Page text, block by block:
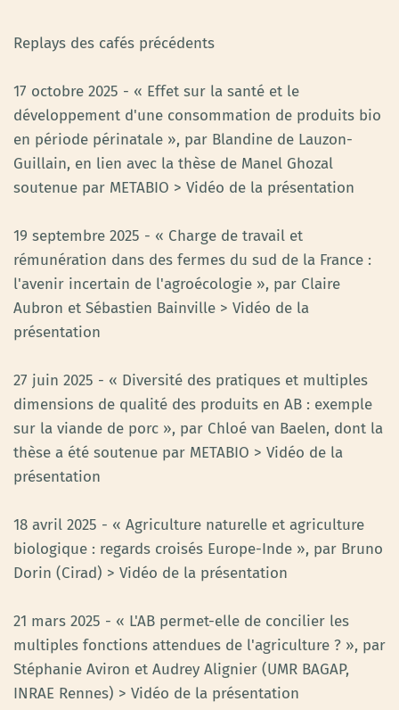
Replays des cafés précédents
17 octobre 2025 - « Effet sur la santé et le
développement d'une consommation de produits bio
en période périnatale », par Blandine de Lauzon-
Guillain, en lien avec la thèse de Manel Ghozal
soutenue par METABIO > Vidéo de la présentation
19 septembre 2025 - « Charge de travail et
rémunération dans des fermes du sud de la France :
l'avenir incertain de l'agroécologie », par Claire
Aubron et Sébastien Bainville > Vidéo de la
présentation
27 juin 2025 - « Diversité des pratiques et multiples
dimensions de qualité des produits en AB : exemple
sur la viande de porc », par Chloé van Baelen, dont la
thèse a été soutenue par METABIO > Vidéo de la
présentation
18 avril 2025 - « Agriculture naturelle et agriculture
biologique : regards croisés Europe-Inde », par Bruno
Dorin (Cirad) > Vidéo de la présentation
21 mars 2025 - « L'AB permet-elle de concilier les
multiples fonctions attendues de l'agriculture ? », par
Stéphanie Aviron et Audrey Alignier (UMR BAGAP,
INRAE Rennes) > Vidéo de la présentation